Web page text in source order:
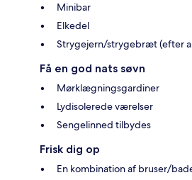
Minibar
Elkedel
Strygejern/strygebræt (efter
Få en god nats søvn
Mørklægningsgardiner
Lydisolerede værelser
Sengelinned tilbydes
Frisk dig op
En kombination af bruser/